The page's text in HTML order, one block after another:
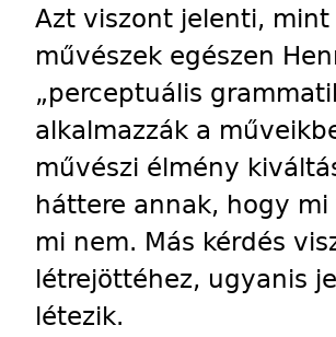
Azt viszont jelenti,
művészek egészen
„perceptuális
alkalmazzák a
művészi élmény
háttere annak, hogy
mi nem. Más kérdés
létrejöttéhez, ugyanis
létezik.